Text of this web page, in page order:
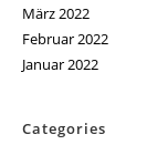
März 2022
Februar 2022
Januar 2022
Categories